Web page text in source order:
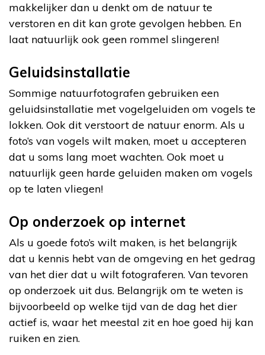
makkelijker dan u denkt om de natuur te
verstoren en dit kan grote gevolgen hebben. En
laat natuurlijk ook geen rommel slingeren!
Geluidsinstallatie
Sommige natuurfotografen gebruiken een
geluidsinstallatie met vogelgeluiden om vogels te
lokken. Ook dit verstoort de natuur enorm. Als u
foto’s van vogels wilt maken, moet u accepteren
dat u soms lang moet wachten. Ook moet u
natuurlijk geen harde geluiden maken om vogels
op te laten vliegen!
Op onderzoek op internet
Als u goede foto’s wilt maken, is het belangrijk
dat u kennis hebt van de omgeving en het gedrag
van het dier dat u wilt fotograferen. Van tevoren
op onderzoek uit dus. Belangrijk om te weten is
bijvoorbeeld op welke tijd van de dag het dier
actief is, waar het meestal zit en hoe goed hij kan
ruiken en zien.